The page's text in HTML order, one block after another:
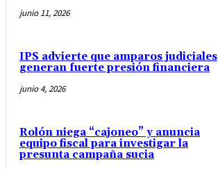
junio 11, 2026
IPS advierte que amparos judiciales
generan fuerte presión financiera
junio 4, 2026
Rolón niega “cajoneo” y anuncia
equipo fiscal para investigar la
presunta campaña sucia